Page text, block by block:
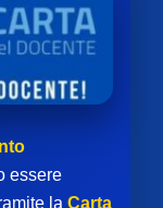
essere
la Carta